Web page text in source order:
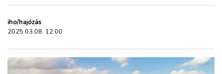
ZÖLDÚT
iho/hajózás
2025.03.08. 12:00